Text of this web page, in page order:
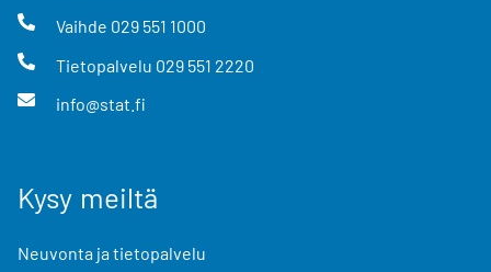
Vaihde 029 551 1000
Tietopalvelu 029 551 2220
info@stat.fi
Kysy meiltä
Neuvonta ja tietopalvelu